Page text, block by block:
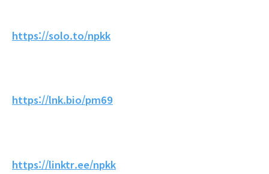
https://solo.to/npkk
https://lnk.bio/pm69
https://linktr.ee/npkk